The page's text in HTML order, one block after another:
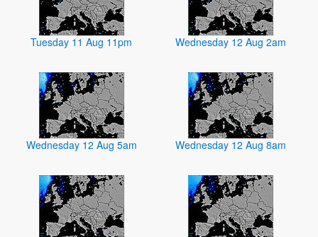
Tuesday 11 Aug 11pm Wednesday 12 Aug 2am
Wednesday 12 Aug 5am Wednesday 12 Aug 8am